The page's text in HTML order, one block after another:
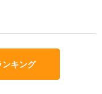
キング